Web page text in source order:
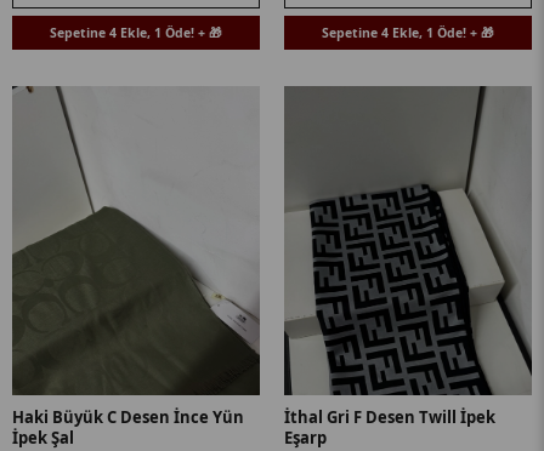
Sepetine 4 Ekle, 1 Öde! + 🎁 Sepetine 4 Ekle, 1 Öde! + 🎁
Haki Büyük C Desen İnce Yün
İpek Şal
İthal Gri F Desen Twill İpek
Eşarp